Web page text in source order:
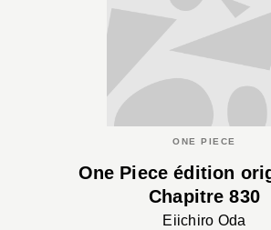
ONE PIECE
One Piece édition
Chapitre 830
Eiichiro Oda